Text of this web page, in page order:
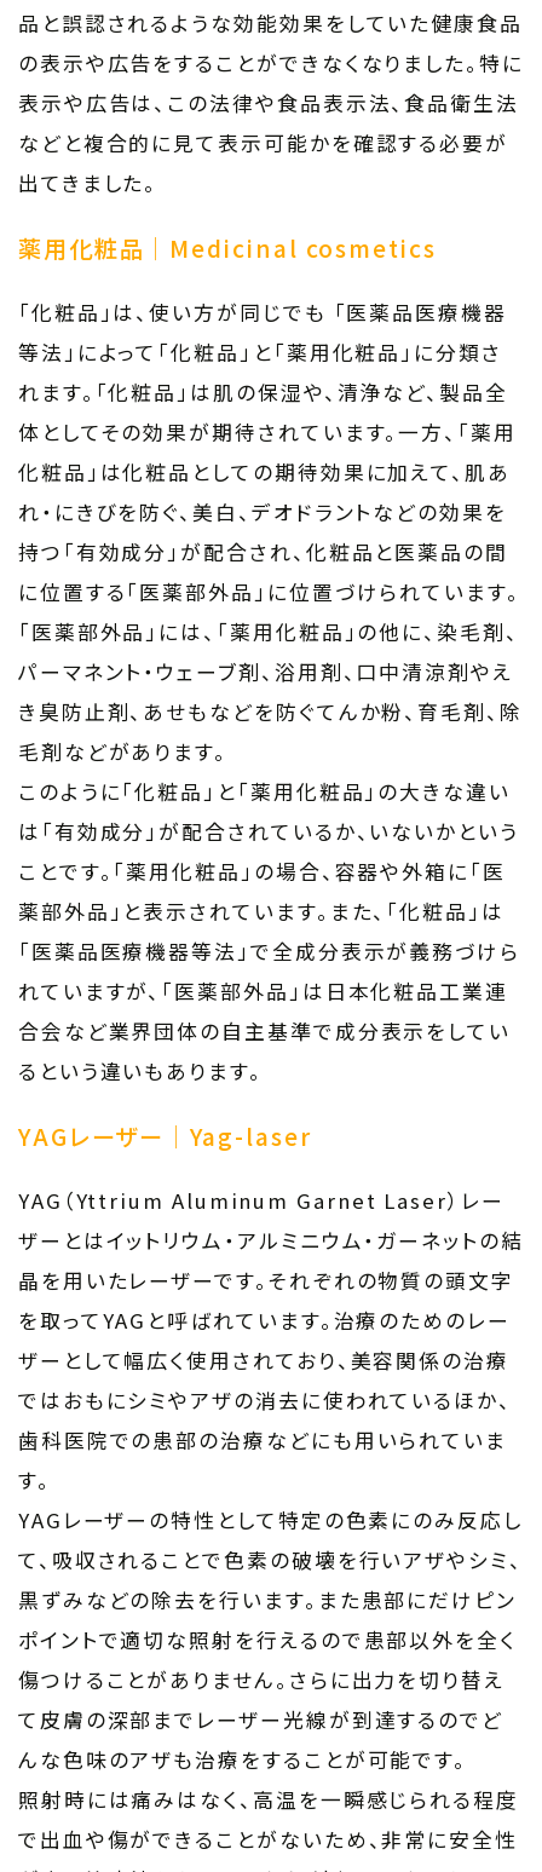
品と誤認されるような効能効果をしていた健康食品
の表示や広告をすることができなくなりました。特に
表示や広告は、この法律や食品表示法、食品衛生法
などと複合的に見て表示可能かを確認する必要が
出てきました。
薬用化粧品｜Medicinal cosmetics
「化粧品」は、使い方が同じでも 「医薬品医療機器
等法」によって「化粧品」と「薬用化粧品」に分類さ
れます。「化粧品」は肌の保湿や、清浄など、製品全
体としてその効果が期待されています。一方、「薬用
化粧品」は化粧品としての期待効果に加えて、肌あ
れ・にきびを防ぐ、美白、デオドラントなどの効果を
持つ「有効成分」が配合され、化粧品と医薬品の間
に位置する「医薬部外品」に位置づけられています。
「医薬部外品」には、「薬用化粧品」の他に、染毛剤、
パーマネント・ウェーブ剤、浴用剤、口中清涼剤やえ
き臭防止剤、あせもなどを防ぐてんか粉、育毛剤、除
毛剤などがあります。
このように「化粧品」と「薬用化粧品」の大きな違い
は「有効成分」が配合されているか、いないかという
ことです。「薬用化粧品」の場合、容器や外箱に「医
薬部外品」と表示されています。また、「化粧品」は
「医薬品医療機器等法」で全成分表示が義務づけら
れていますが、「医薬部外品」は日本化粧品工業連
合会など業界団体の自主基準で成分表示をしてい
るという違いもあります。
YAGレーザー｜Yag-laser
YAG（Yttrium Aluminum Garnet Laser）レー
ザーとはイットリウム・アルミニウム・ガーネットの結
晶を用いたレーザーです。それぞれの物質の頭文字
を取ってYAGと呼ばれています。治療のためのレー
ザーとして幅広く使用されており、美容関係の治療
ではおもにシミやアザの消去に使われているほか、
歯科医院での患部の治療などにも用いられていま
す。
YAGレーザーの特性として特定の色素にのみ反応し
て、吸収されることで色素の破壊を行いアザやシミ、
黒ずみなどの除去を行います。また患部にだけピン
ポイントで適切な照射を行えるので患部以外を全く
傷つけることがありません。さらに出力を切り替え
て皮膚の深部までレーザー光線が到達するのでど
んな色味のアザも治療をすることが可能です。
照射時には痛みはなく、高温を一瞬感じられる程度
で出血や傷ができることがないため、非常に安全性